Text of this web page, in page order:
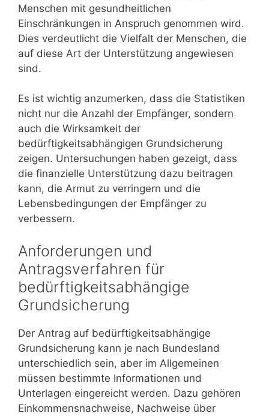
Menschen mit gesundheitlichen
Einschränkungen in Anspruch genommen wird.
Dies verdeutlicht die Vielfalt der Menschen, die
auf diese Art der Unterstützung angewiesen
sind.
Es ist wichtig anzumerken, dass die Statistiken
nicht nur die Anzahl der Empfänger, sondern
auch die Wirksamkeit der
bedürftigkeitsabhängigen Grundsicherung
zeigen. Untersuchungen haben gezeigt, dass
die finanzielle Unterstützung dazu beitragen
kann, die Armut zu verringern und die
Lebensbedingungen der Empfänger zu
verbessern.
Anforderungen und
Antragsverfahren für
bedürftigkeitsabhängige
Grundsicherung
Der Antrag auf bedürftigkeitsabhängige
Grundsicherung kann je nach Bundesland
unterschiedlich sein, aber im Allgemeinen
müssen bestimmte Informationen und
Unterlagen eingereicht werden. Dazu gehören
Einkommensnachweise, Nachweise über